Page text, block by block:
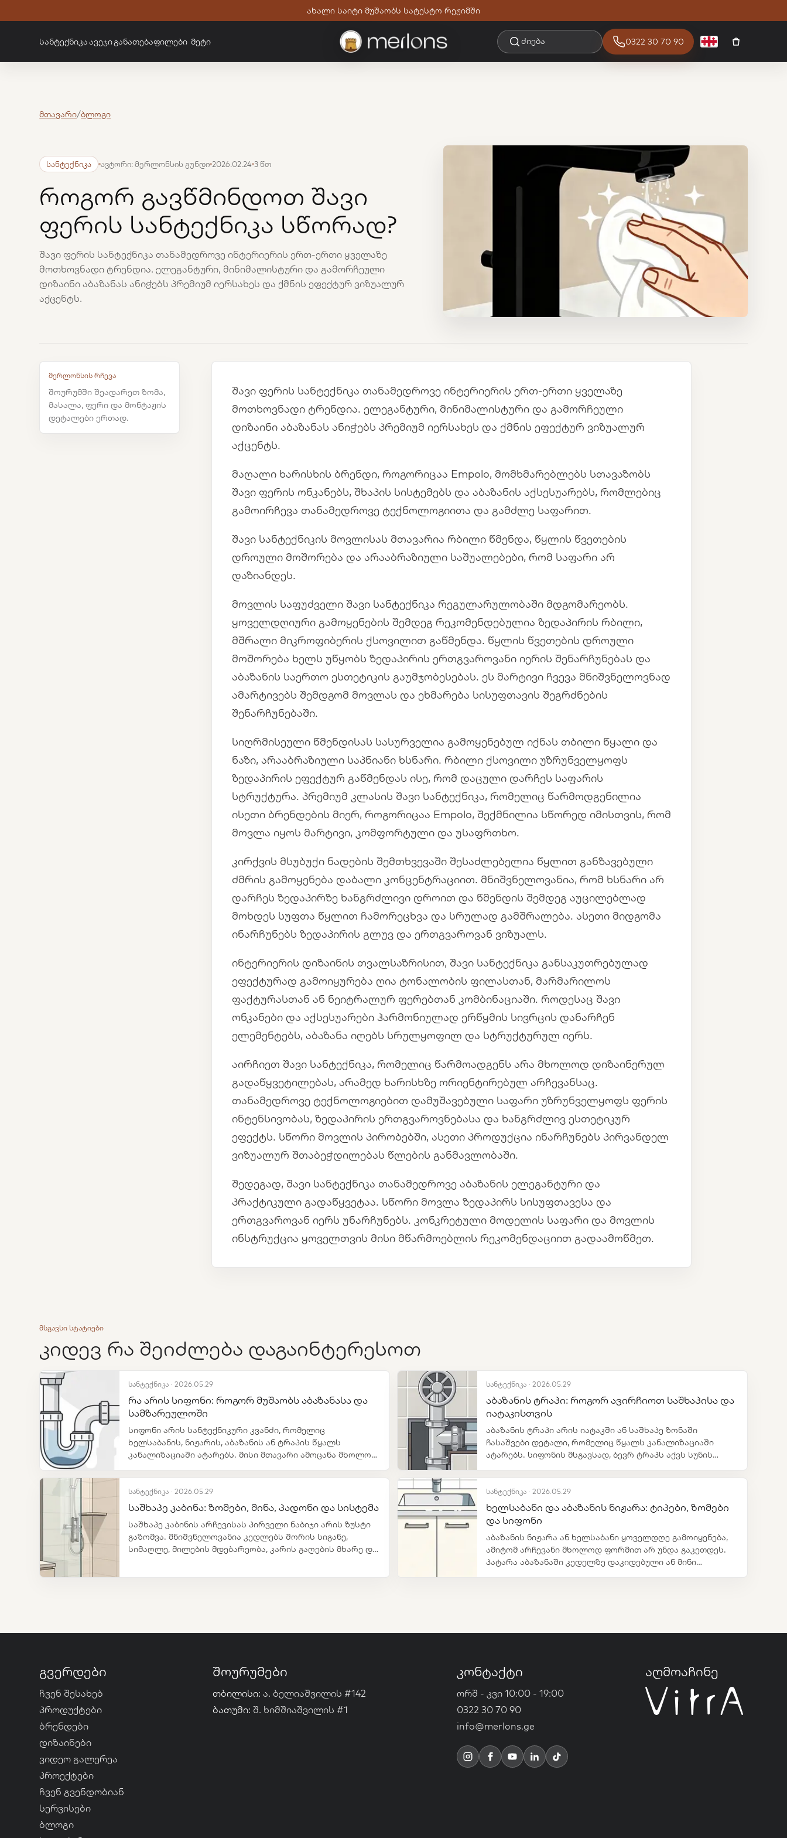
ახალი საიტი მუშაობს სატესტო რეჟიმში
სანტექნიკაავეჯიგანათებაფილები მეტი ძიება 0322 30 70 90 ქართული
მთავარი/ბლოგი
სანტექნიკა ავტორი: მერლონსის გუნდი 2026.02.24 3 წთ
როგორ გავწმინდოთ შავი
ფერის სანტექნიკა სწორად?
შავი ფერის სანტექნიკა თანამედროვე ინტერიერის ერთ-ერთი ყველაზე
მოთხოვნადი ტრენდია. ელეგანტური, მინიმალისტური და გამორჩეული
დიზაინი აბაზანას ანიჭებს პრემიუმ იერსახეს და ქმნის ეფექტურ ვიზუალურ
აქცენტს.
მერლონსის რჩევა
შოურუმში შეადარეთ ზომა,
მასალა, ფერი და მონტაჟის
დეტალები ერთად.
შავი ფერის სანტექნიკა თანამედროვე ინტერიერის ერთ-ერთი ყველაზე
მოთხოვნადი ტრენდია. ელეგანტური, მინიმალისტური და გამორჩეული
დიზაინი აბაზანას ანიჭებს პრემიუმ იერსახეს და ქმნის ეფექტურ ვიზუალურ
აქცენტს.
მაღალი ხარისხის ბრენდი, როგორიცაა Empolo, მომხმარებლებს სთავაზობს
შავი ფერის ონკანებს, შხაპის სისტემებს და აბაზანის აქსესუარებს, რომლებიც
გამოირჩევა თანამედროვე ტექნოლოგიითა და გამძლე საფარით.
შავი სანტექნიკის მოვლისას მთავარია რბილი წმენდა, წყლის წვეთების
დროული მოშორება და არააბრაზიული საშუალებები, რომ საფარი არ
დაზიანდეს.
მოვლის საფუძველი შავი სანტექნიკა რეგულარულობაში მდგომარეობს.
ყოველდღიური გამოყენების შემდეგ რეკომენდებულია ზედაპირის რბილი,
მშრალი მიკროფიბერის ქსოვილით გაწმენდა. წყლის წვეთების დროული
მოშორება ხელს უწყობს ზედაპირის ერთგვაროვანი იერის შენარჩუნებას და
აბაზანის საერთო ესთეტიკის გაუმჯობესებას. ეს მარტივი ჩვევა მნიშვნელოვნად
ამარტივებს შემდგომ მოვლას და ეხმარება სისუფთავის შეგრძნების
შენარჩუნებაში.
სიღრმისეული წმენდისას სასურველია გამოყენებულ იქნას თბილი წყალი და
ნაზი, არააბრაზიული საპნიანი ხსნარი. რბილი ქსოვილი უზრუნველყოფს
ზედაპირის ეფექტურ გაწმენდას ისე, რომ დაცული დარჩეს საფარის
სტრუქტურა. პრემიუმ კლასის შავი სანტექნიკა, რომელიც წარმოდგენილია
ისეთი ბრენდების მიერ, როგორიცაა Empolo, შექმნილია სწორედ იმისთვის, რომ
მოვლა იყოს მარტივი, კომფორტული და უსაფრთხო.
კირქვის მსუბუქი ნადების შემთხვევაში შესაძლებელია წყლით განზავებული
ძმრის გამოყენება დაბალი კონცენტრაციით. მნიშვნელოვანია, რომ ხსნარი არ
დარჩეს ზედაპირზე ხანგრძლივი დროით და წმენდის შემდეგ აუცილებლად
მოხდეს სუფთა წყლით ჩამორეცხვა და სრულად გამშრალება. ასეთი მიდგომა
ინარჩუნებს ზედაპირის გლუვ და ერთგვაროვან ვიზუალს.
ინტერიერის დიზაინის თვალსაზრისით, შავი სანტექნიკა განსაკუთრებულად
ეფექტურად გამოიყურება ღია ტონალობის ფილასთან, მარმარილოს
ფაქტურასთან ან ნეიტრალურ ფერებთან კომბინაციაში. როდესაც შავი
ონკანები და აქსესუარები ჰარმონიულად ერწყმის სივრცის დანარჩენ
ელემენტებს, აბაზანა იღებს სრულყოფილ და სტრუქტურულ იერს.
აირჩიეთ შავი სანტექნიკა, რომელიც წარმოადგენს არა მხოლოდ დიზაინერულ
გადაწყვეტილებას, არამედ ხარისხზე ორიენტირებულ არჩევანსაც.
თანამედროვე ტექნოლოგიებით დამუშავებული საფარი უზრუნველყოფს ფერის
ინტენსივობას, ზედაპირის ერთგვაროვნებასა და ხანგრძლივ ესთეტიკურ
ეფექტს. სწორი მოვლის პირობებში, ასეთი პროდუქცია ინარჩუნებს პირვანდელ
ვიზუალურ შთაბეჭდილებას წლების განმავლობაში.
შედეგად, შავი სანტექნიკა თანამედროვე აბაზანის ელეგანტური და
პრაქტიკული გადაწყვეტაა. სწორი მოვლა ზედაპირს სისუფთავესა და
ერთგვაროვან იერს უნარჩუნებს. კონკრეტული მოდელის საფარი და მოვლის
ინსტრუქცია ყოველთვის მისი მწარმოებლის რეკომენდაციით გადაამოწმეთ.
მსგავსი სტატიები
კიდევ რა შეიძლება დაგაინტერესოთ
სანტექნიკა · 2026.05.29
რა არის სიფონი: როგორ მუშაობს აბაზანასა და
სამზარეულოში
სიფონი არის სანტექნიკური კვანძი, რომელიც
ხელსაბანის, ნიჟარის, აბაზანის ან ტრაპის წყალს
კანალიზაციაში ატარებს. მისი მთავარი ამოცანა მხოლოდ
სანტექნიკა · 2026.05.29
აბაზანის ტრაპი: როგორ ავირჩიოთ საშხაპისა და
იატაკისთვის
აბაზანის ტრაპი არის იატაკში ან საშხაპე ზონაში
ჩასაშვები დეტალი, რომელიც წყალს კანალიზაციაში
ატარებს. სიფონის მსგავსად, ბევრ ტრაპს აქვს სუნის
მჭიდროდ არის დაკავშირებული.
სანტექნიკა · 2026.05.29
საშხაპე კაბინა: ზომები, მინა, პადონი და სისტემა
საშხაპე კაბინის არჩევისას პირველი ნაბიჯი არის ზუსტი
გაზომვა. მნიშვნელოვანია კედლებს შორის სიგანე,
სიმაღლე, მილების მდებარეობა, კარის გაღების მხარე და
სანტექნიკა · 2026.05.29
ხელსაბანი და აბაზანის ნიჟარა: ტიპები, ზომები
და სიფონი
აბაზანის ნიჟარა ან ხელსაბანი ყოველდღე გამოიყენება,
ამიტომ არჩევანი მხოლოდ ფორმით არ უნდა გაკეთდეს.
პატარა აბაზანაში კედელზე დაკიდებული ან მინი
გვერდები
ჩვენ შესახებ
პროდუქტები
ბრენდები
დიზაინები
ვიდეო გალერეა
პროექტები
ჩვენ გვენდობიან
სერვისები
ბლოგი
შოურუმები
თბილისი: ა. ბელიაშვილის #142
ბათუმი: შ. ხიმშიაშვილის #1
კონტაქტი
ორშ - კვი 10:00 - 19:00
0322 30 70 90
info@merlons.ge
აღმოაჩინე